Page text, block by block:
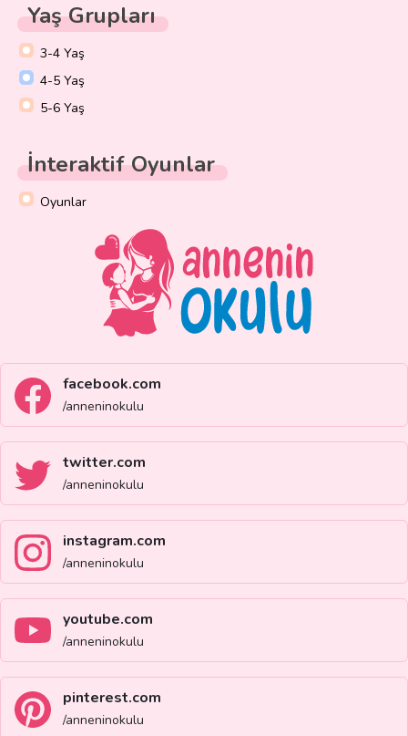
Yaş Grupları
3-4 Yaş
4-5 Yaş
5-6 Yaş
İnteraktif Oyunlar
Oyunlar
facebook.com
/anneninokulu
twitter.com
/anneninokulu
instagram.com
/anneninokulu
youtube.com
/anneninokulu
pinterest.com
/anneninokulu